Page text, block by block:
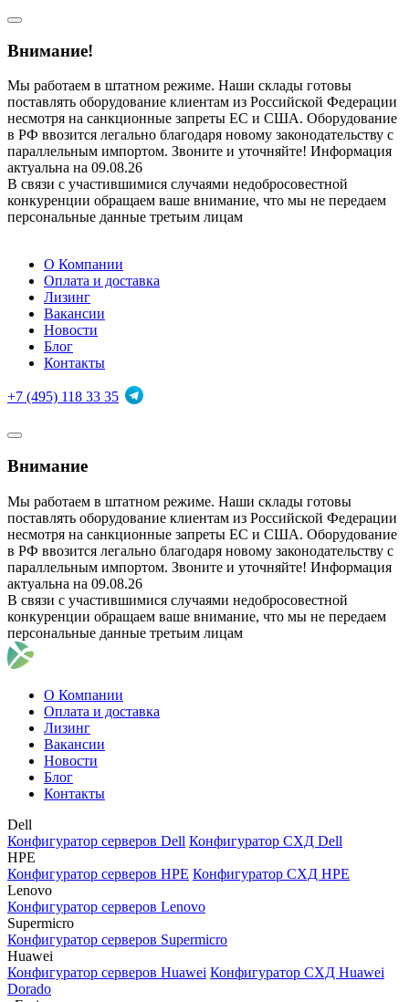
Внимание!
Мы работаем в штатном режиме. Наши склады готовы
поставлять оборудование клиентам из Российской Федерации
несмотря на санкционные запреты ЕС и США. Оборудование
в РФ ввозится легально благодаря новому законодательству с
параллельным импортом. Звоните и уточняйте! Информация
актуальна на 09.08.26
В связи с участившимися случаями недобросовестной
конкуренции обращаем ваше внимание, что мы не передаем
персональные данные третьим лицам
О Компании
Оплата и доставка
Лизинг
Вакансии
Новости
Блог
Контакты
+7 (495) 118 33 35
Внимание
Мы работаем в штатном режиме. Наши склады готовы
поставлять оборудование клиентам из Российской Федерации
несмотря на санкционные запреты ЕС и США. Оборудование
в РФ ввозится легально благодаря новому законодательству с
параллельным импортом. Звоните и уточняйте! Информация
актуальна на 09.08.26
В связи с участившимися случаями недобросовестной
конкуренции обращаем ваше внимание, что мы не передаем
персональные данные третьим лицам
О Компании
Оплата и доставка
Лизинг
Вакансии
Новости
Блог
Контакты
Dell
Конфигуратор серверов Dell Конфигуратор СХД Dell
HPE
Конфигуратор серверов HPE Конфигуратор СХД HPE
Lenovo
Конфигуратор серверов Lenovo
Supermicro
Конфигуратор серверов Supermicro
Huawei
Конфигуратор серверов Huawei Конфигуратор СХД Huawei
Dorado